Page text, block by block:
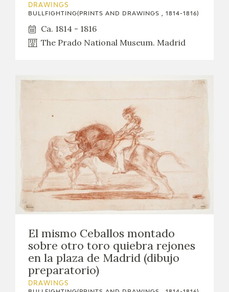
DRAWINGS
BULLFIGHTING(PRINTS AND DRAWINGS , 1814-1816)
Ca. 1814 - 1816
The Prado National Museum. Madrid
El mismo Ceballos montado
sobre otro toro quiebra rejones
en la plaza de Madrid (dibujo
preparatorio)
DRAWINGS